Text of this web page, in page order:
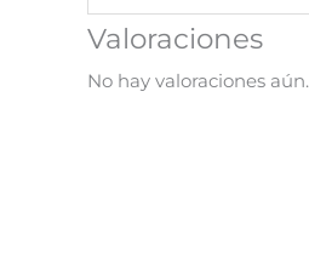
Valoraciones
No hay valoraciones aún.